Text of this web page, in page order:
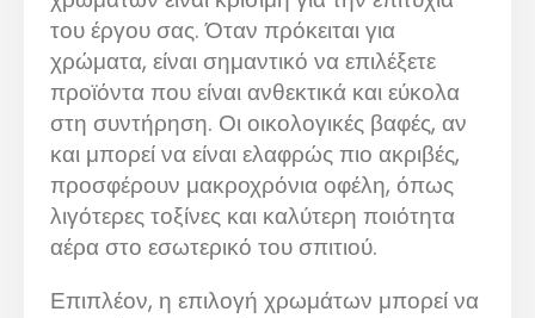
του έργου σας. Όταν πρόκειται για
χρώματα, είναι σημαντικό να επιλέξετε
προϊόντα που είναι ανθεκτικά και εύκολα
στη συντήρηση. Οι οικολογικές βαφές, αν
και μπορεί να είναι ελαφρώς πιο ακριβές,
προσφέρουν μακροχρόνια οφέλη, όπως
λιγότερες τοξίνες και καλύτερη ποιότητα
αέρα στο εσωτερικό του σπιτιού.
Επιπλέον, η επιλογή χρωμάτων μπορεί να